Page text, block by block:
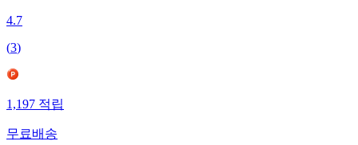
4.7
(3)
1,197 적립
무료배송